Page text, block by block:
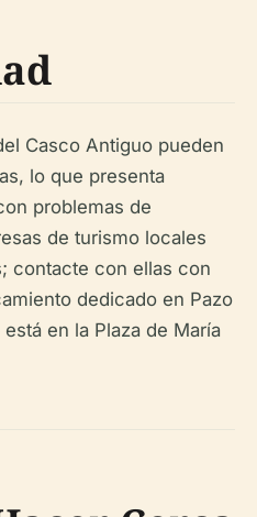
Casco Antiguo pueden
lo que presenta
problemas de
de turismo locales
contacte con ellas con
dedicado en Pazo
en la Plaza de María